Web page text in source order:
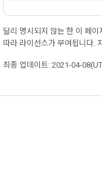
달리 명시되지 않는 한 이 페이
따라 라이선스가 부여됩니다.
최종 업데이트: 2021-04-